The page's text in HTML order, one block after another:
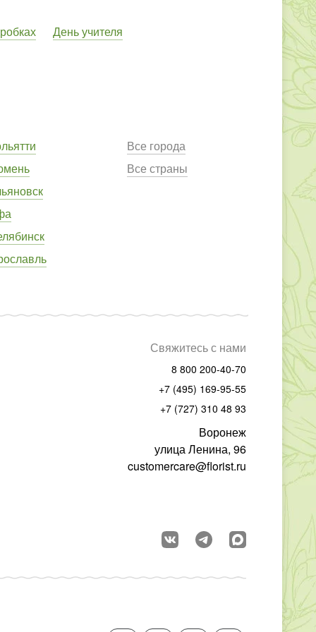
День учителя
Все города
Все страны
Свяжитесь с нами
8 800 200-40-70
+7 (495) 169-95-55
+7 (727) 310 48 93
Воронеж
улица Ленина, 96
customercare@florist.ru